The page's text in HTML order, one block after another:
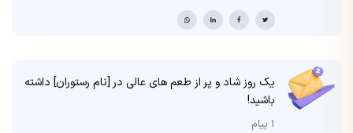
یک روز شاد و پر از طعم های عالی در [نام رستوران] داشته
باشید!
1 پیام